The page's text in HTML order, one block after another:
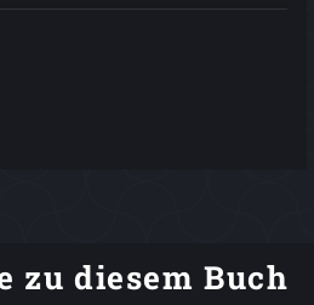
zu diesem Buch